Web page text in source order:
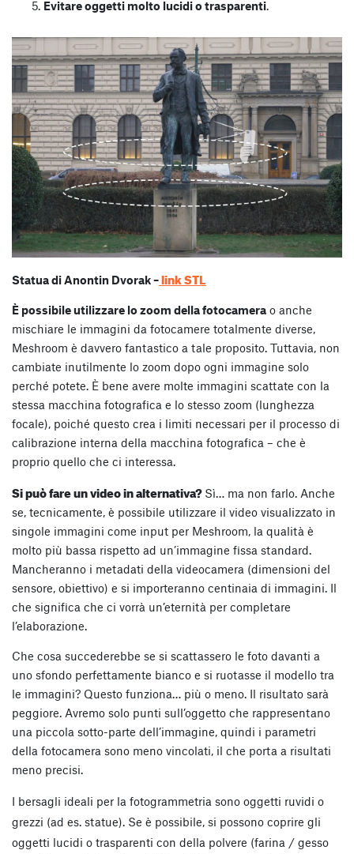
Evitare oggetti molto lucidi o trasparenti.
Statua di Anontin Dvorak –link STL
È possibile utilizzare lo zoom della fotocamera o anche
mischiare le immagini da fotocamere totalmente diverse,
Meshroom è davvero fantastico a tale proposito. Tuttavia, non
cambiate inutilmente lo zoom dopo ogni immagine solo
perché potete. È bene avere molte immagini scattate con la
stessa macchina fotografica e lo stesso zoom (lunghezza
focale), poiché questo crea i limiti necessari per il processo di
calibrazione interna della macchina fotografica – che è
proprio quello che ci interessa.
Si può fare un video in alternativa? Sì… ma non farlo. Anche
se, tecnicamente, è possibile utilizzare il video visualizzato in
singole immagini come input per Meshroom, la qualità è
molto più bassa rispetto ad un’immagine fissa standard.
Mancheranno i metadati della videocamera (dimensioni del
sensore, obiettivo) e si importeranno centinaia di immagini. Il
che significa che ci vorrà un’eternità per completare
l’elaborazione.
Che cosa succederebbe se si scattassero le foto davanti a
uno sfondo perfettamente bianco e si ruotasse il modello tra
le immagini? Questo funziona… più o meno. Il risultato sarà
peggiore. Avremo solo punti sull’oggetto che rappresentano
una piccola sotto-parte dell’immagine, quindi i parametri
della fotocamera sono meno vincolati, il che porta a risultati
meno precisi.
I bersagli ideali per la fotogrammetria sono oggetti ruvidi o
grezzi (ad es. statue). Se è possibile, si possono coprire gli
oggetti lucidi o trasparenti con della polvere (farina / gesso